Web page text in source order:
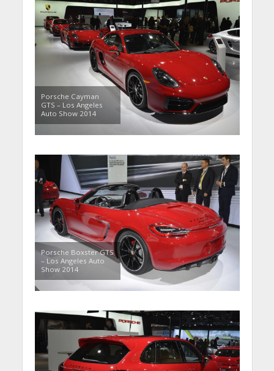
Porsche Cayman
GTS – Los Angeles
Auto Show 2014
Porsche Boxster GTS
– Los Angeles Auto
Show 2014